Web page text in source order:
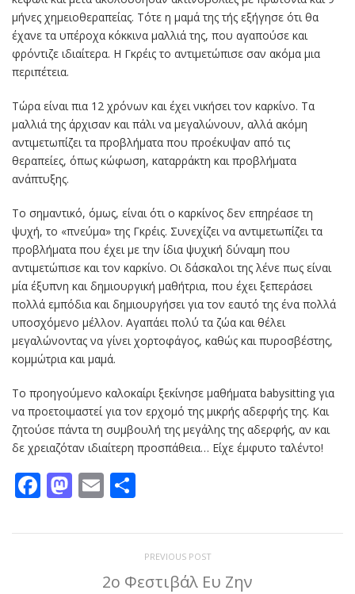
μήνες χημειοθεραπείας. Τότε η μαμά της τής εξήγησε ότι θα
έχανε τα υπέροχα κόκκινα μαλλιά της, που αγαπούσε και
φρόντιζε ιδιαίτερα. Η Γκρέις το αντιμετώπισε σαν ακόμα μια
περιπέτεια.
Τώρα είναι πια 12 χρόνων και έχει νικήσει τον καρκίνο. Τα
μαλλιά της άρχισαν και πάλι να μεγαλώνουν, αλλά ακόμη
αντιμετωπίζει τα προβλήματα που προέκυψαν από τις
θεραπείες, όπως κώφωση, καταρράκτη και προβλήματα
ανάπτυξης.
Το σημαντικό, όμως, είναι ότι ο καρκίνος δεν επηρέασε τη
ψυχή, το «πνεύμα» της Γκρέις. Συνεχίζει να αντιμετωπίζει τα
προβλήματα που έχει με την ίδια ψυχική δύναμη που
αντιμετώπισε και τον καρκίνο. Οι δάσκαλοι της λένε πως είναι
μία έξυπνη και δημιουργική μαθήτρια, που έχει ξεπεράσει
πολλά εμπόδια και δημιουργήσει για τον εαυτό της ένα πολλά
υποσχόμενο μέλλον. Αγαπάει πολύ τα ζώα και θέλει
μεγαλώνοντας να γίνει χορτοφάγος, καθώς και πυροσβέστης,
κομμώτρια και μαμά.
Το προηγούμενο καλοκαίρι ξεκίνησε μαθήματα babysitting για
να προετοιμαστεί για τον ερχομό της μικρής αδερφής της. Και
ζητούσε πάντα τη συμβουλή της μεγάλης της αδερφής, αν και
δε χρειαζόταν ιδιαίτερη προσπάθεια… Είχε έμφυτο ταλέντο!
Facebook
Mastodon
Email
PREVIOUS POST
2ο Φεστιβάλ Ευ Ζην